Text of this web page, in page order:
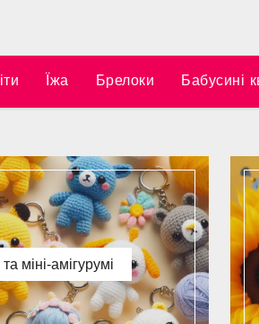
Їжа Брелоки Бабусині
міні-амігурумі